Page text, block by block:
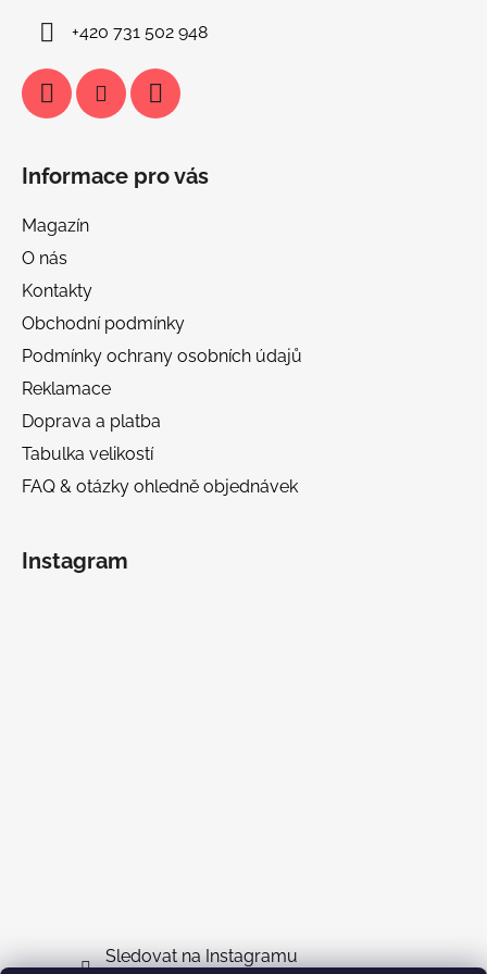
+420 731 502 948
Informace pro vás
Magazín
O nás
Kontakty
Obchodní podmínky
Podmínky ochrany osobních údajů
Reklamace
Doprava a platba
Tabulka velikostí
FAQ & otázky ohledně objednávek
Instagram
Sledovat na Instagramu